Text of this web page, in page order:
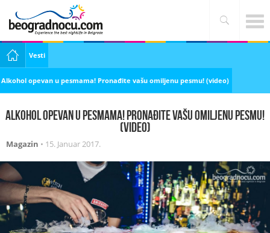
Vesti
Alkohol opevan u pesmama! Pronađite vašu omiljenu pesmu! (video)
Alkohol opevan u pesmama! Pronađite vašu omiljenu pesmu!
(video)
Magazin • 15. Januar 2017.